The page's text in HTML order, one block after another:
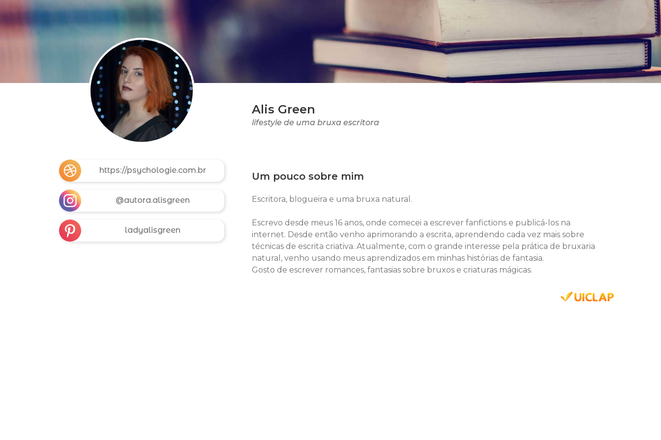
https://psychologie.com.br
@autora.alisgreen
ladyalisgreen
Alis Green
lifestyle de uma bruxa escritora
Um pouco sobre mim
Escritora, blogueira e uma bruxa natural.
Escrevo desde meus 16 anos, onde comecei a escrever fanfictions e publicá-los na
internet. Desde então venho aprimorando a escrita, aprendendo cada vez mais sobre
técnicas de escrita criativa. Atualmente, com o grande interesse pela prática de bruxaria
natural, venho usando meus aprendizados em minhas histórias de fantasia.
Gosto de escrever romances, fantasias sobre bruxos e criaturas mágicas.